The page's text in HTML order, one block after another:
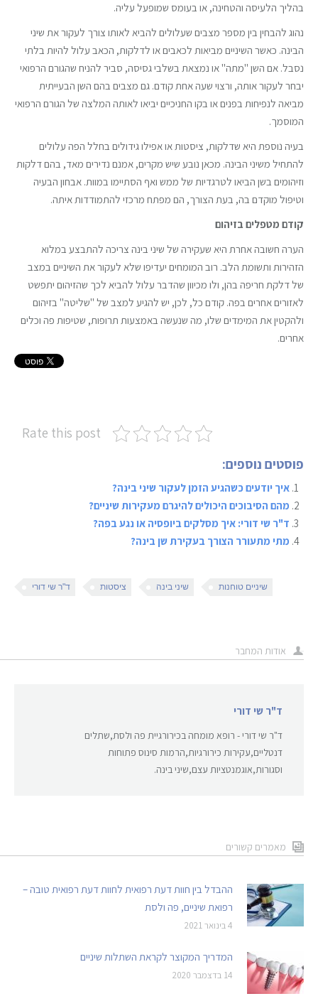
בהליך הלעיסה והטחינה, או בעומס שמופעל עליה.
נהוג להבחין בין מספר מצבים שעלולים להביא לאותו צורך לעקור את שיני
הבינה. כאשר השיניים מביאות לכאבים או לדלקות, הכאב עלול להיות בלתי
נסבל. אם השן "מתה" או נמצאת בשלבי גסיסה, סביר להניח שהגורם הרפואי
יבחר לעקור אותה, ורצוי שעה אחת קודם. גם מצבים בהם השן הבעייתית
מביאה לנפיחות בפנים או בקו החניכיים יביאו לאותה המלצה של הגורם הרפואי
המוסמך.
בעיה נוספת היא שדלקות, ציסטות או אפילו גידולים בחלל הפה עלולים
להתחיל משיני הבינה. מכאן נובע שיש מקרים, אמנם נדירים מאד, בהם דלקות
וזיהומים בשן הביאו לטרגדיות של ממש ואף הסתיימו במוות. אבחון הבעיה
וטיפול מוקדם בה, בעת הצורך, הם מפתח מרכזי להתמודדות איתה.
קודם מטפלים בזיהום
הערה חשובה אחרת היא שעקירה של שיני בינה צריכה להתבצע במלוא
הזהירות ותשומת הלב. רוב המומחים יעדיפו שלא לעקור את השיניים במצב
של דלקת חריפה בהן, ולו מכיוון שהדבר עלול להביא לכך שהזיהום יתפשט
לאזורים אחרים בפה. קודם כל, לכן, יש להגיע למצב של "שליטה" בזיהום
ולהקטין את המימדים שלו, מה שנעשה באמצעות תרופות, שטיפות פה וכלים
אחרים.
Rate this post
פוסטים נוספים:
איך יודעים כשהגיע הזמן לעקור שיני בינה?
מהם הסיבוכים היכולים להיגרם מעקירות שיניים?
ד"ר שי דורי: איך מסלקים ביופסיה או נגע בפה?
מתי מתעורר הצורך בעקירת שן בינה?
ד"ר שי דורי ציסטות שיני בינה שיניים טוחנות
אודות המחבר
ד"ר שי דורי
ד"ר שי דורי - רופא מומחה בכירורגיית פה ולסת,שתלים
דנטליים,עקירות כירורגיות,הרמות סינוס פתוחות
וסגורות,אוגמנטציות עצם,שיני בינה.
מאמרים קשורים
ההבדל בין חוות דעת רפואית לחוות דעת רפואית טובה –
רפואת שיניים, פה ולסת
4 בינואר 2021
המדריך המקוצר לקראת השתלות שיניים
14 בדצמבר 2020